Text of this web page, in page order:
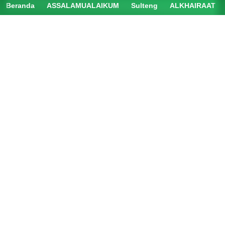
Beranda ASSALAMUALAIKUM Sulteng ALKHAIRAAT